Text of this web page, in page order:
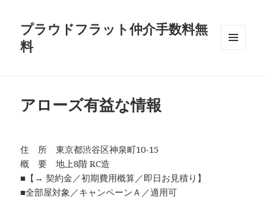
プラウドフラット仲介手数料無
料
アローズ有益な情報
住 所 東京都渋谷区神泉町10-15
概 要 地上8階 RC造
■【→ 契約金／初期費用概算／即日お見積り】
■全部屋対象／キャンペーンＡ／適用可